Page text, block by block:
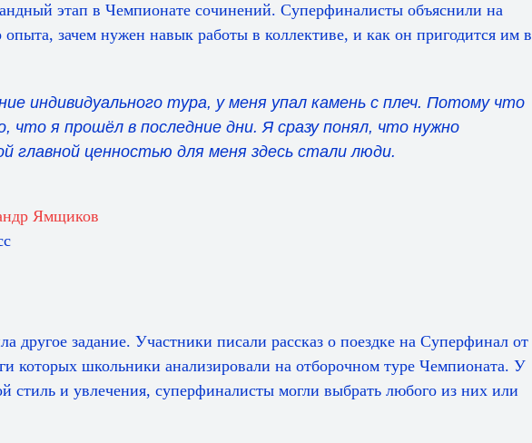
этап в Чемпионате сочинений. Суперфиналисты объяснили на
опыта, зачем нужен навык работы в коллективе, и как он пригодится им в
индивидуального тура, у меня упал камень с плеч. Потому что
что я прошёл в последние дни. Я сразу понял, что нужно
главной ценностью для меня здесь стали люди.
Ямщиков
другое задание. Участники писали рассказ о поездке на Суперфинал от
которых школьники анализировали на отборочном туре Чемпионата. У
стиль и увлечения, суперфиналисты могли выбрать любого из них или